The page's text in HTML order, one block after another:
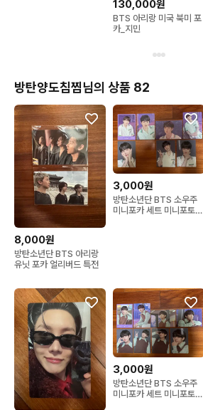
130,000원
BTS 아리랑 미국 북미 포
카_지민
방탄양도침찜님의 상품 82
8,000원
방탄소년단 BTS 아리랑
유닛 포카 얼리버드 특전
3,000원
방탄소년단 BTS 소우주
미니포카 세트 미니포토카
3,000원
방탄소년단 BTS 소우주
미니포카 세트 미니포토카